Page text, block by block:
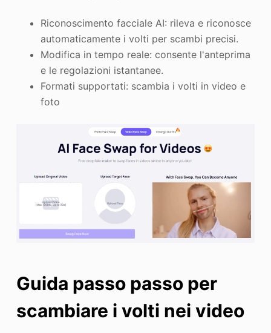
Riconoscimento facciale AI: rileva e riconosce
automaticamente i volti per scambi precisi.
Modifica in tempo reale: consente l'anteprima
e le regolazioni istantanee.
Formati supportati: scambia i volti in video e
foto
Guida passo passo per
scambiare i volti nei video